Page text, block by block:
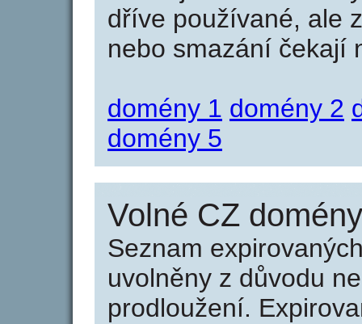
dříve používané, ale
nebo smazání čekají
domény 1 domény 2
domény 5
Volné CZ
Seznam
uvolněny z důvodu
prodloužení.